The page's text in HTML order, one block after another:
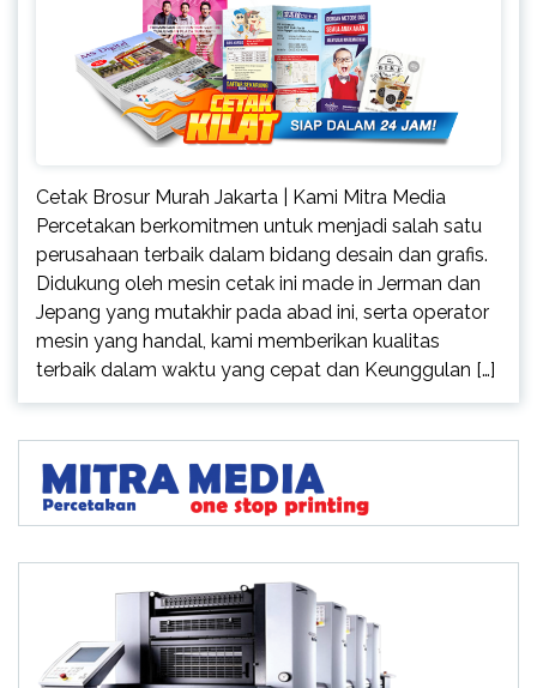
Cetak Brosur Murah Jakarta | Kami Mitra Media
Percetakan berkomitmen untuk menjadi salah satu
perusahaan terbaik dalam bidang desain dan grafis.
Didukung oleh mesin cetak ini made in Jerman dan
Jepang yang mutakhir pada abad ini, serta operator
mesin yang handal, kami memberikan kualitas
terbaik dalam waktu yang cepat dan Keunggulan […]